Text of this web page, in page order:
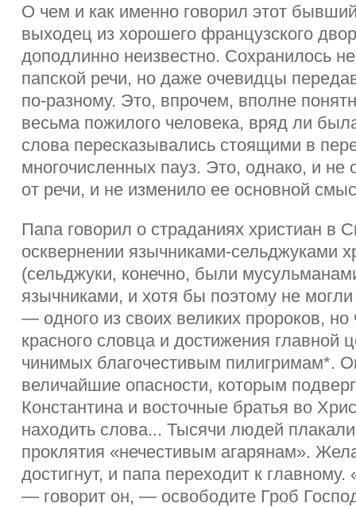
О чем и как именно говорил этот
выходец из хорошего французского
доподлинно неизвестно. Сохранилось
папской речи, но даже очевидцы
по-разному. Это, впрочем, вполне
весьма пожилого человека, вряд ли
слова пересказывались стоящими в
многочисленных пауз. Это, однако, и не
от речи, и не изменило ее основной
Папа говорил о страданиях христиан в
осквернении язычниками-сельджуками
(сельджуки, конечно, были
язычниками, и хотя бы поэтому не
— одного из своих великих пророков,
красного словца и достижения главной
чинимых благочестивым пилигримам*.
величайшие опасности, которым
Константина и восточные братья во
находить слова... Тысячи людей
проклятия «нечестивым агарянам».
достигнут, и папа переходит к
— говорит он, — освободите Гроб